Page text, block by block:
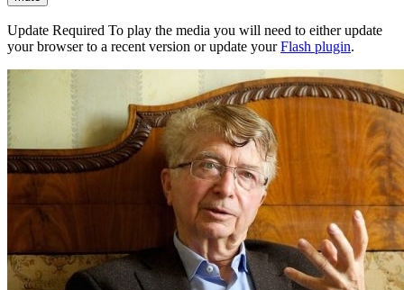
Update Required To play the media you will need to either update
your browser to a recent version or update yourFlash plugin.